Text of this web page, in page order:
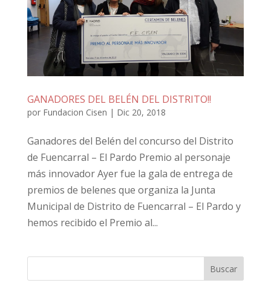
GANADORES DEL BELÉN DEL DISTRITO!!
por Fundacion Cisen | Dic 20, 2018
Ganadores del Belén del concurso del Distrito
de Fuencarral – El Pardo Premio al personaje
más innovador Ayer fue la gala de entrega de
premios de belenes que organiza la Junta
Municipal de Distrito de Fuencarral – El Pardo y
hemos recibido el Premio al...